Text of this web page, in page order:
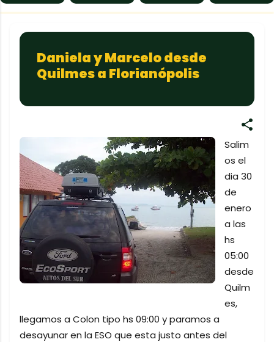
Daniela y Marcelo desde
Quilmes a Florianópolis
Salim
os el
dia 30
de
enero
a las
hs
05:00
desde
Quilm
es,
llegamos a Colon tipo hs 09:00 y paramos a
desayunar en la ESO que esta justo antes del